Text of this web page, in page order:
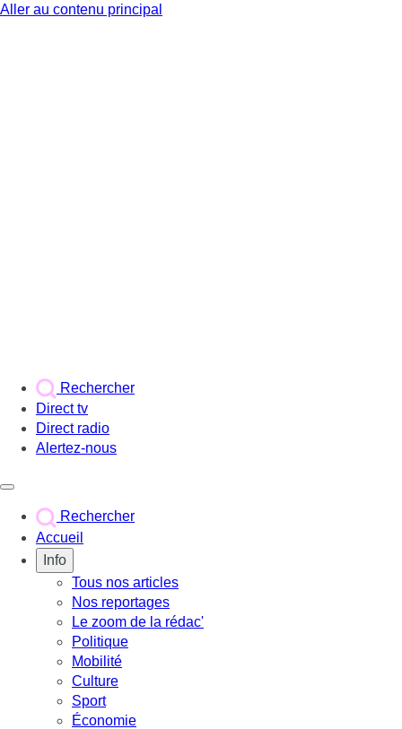
Aller au contenu principal
Rechercher
Direct tv
Direct radio
Alertez-nous
Rechercher
Accueil
Info
Tous nos articles
Nos reportages
Le zoom de la rédac'
Politique
Mobilité
Culture
Sport
Économie